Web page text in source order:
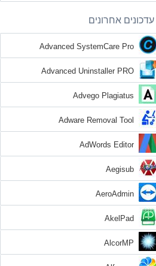
עדכונים אחרונים
Advanced SystemCare Pro
Advanced Uninstaller PRO
Advego Plagiatus
Adware Removal Tool
AdWords Editor
Aegisub
AeroAdmin
AkelPad
AlcorMP